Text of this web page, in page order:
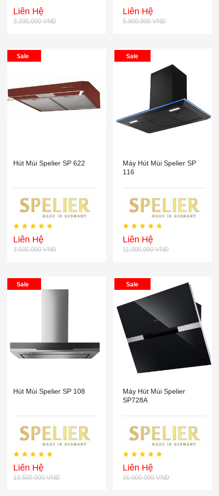
Liên Hệ
3,200,000 VNĐ
Liên Hệ
5,900,000 VNĐ
Sale
Hút Mùi Spelier SP 622
Liên Hệ
3,500,000 VNĐ
Sale
Máy Hút Mùi Spelier SP
116
Liên Hệ
11,900,000 VNĐ
Sale
Hút Mùi Spelier SP 108
Liên Hệ
13,500,000 VNĐ
Sale
Máy Hút Mùi Spelier
SP728A
Liên Hệ
16,000,000 VNĐ